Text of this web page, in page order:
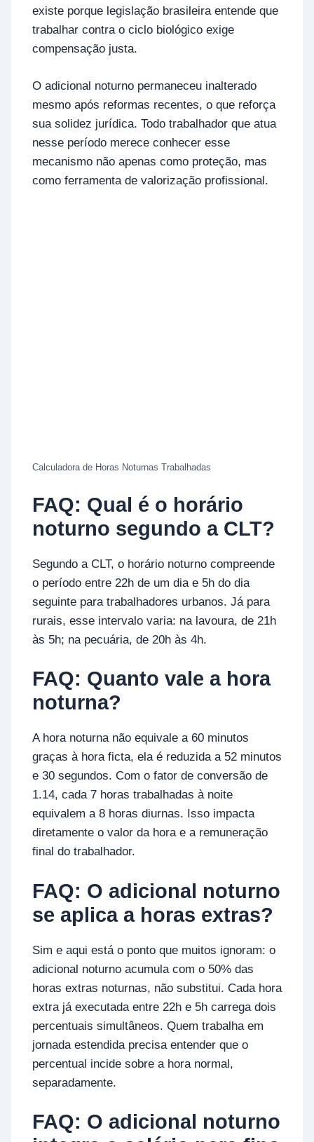
existe porque legislação brasileira entende que
trabalhar contra o ciclo biológico exige
compensação justa.
O adicional noturno permaneceu inalterado
mesmo após reformas recentes, o que reforça
sua solidez jurídica. Todo trabalhador que atua
nesse período merece conhecer esse
mecanismo não apenas como proteção, mas
como ferramenta de valorização profissional.
Calculadora de Horas Noturnas Trabalhadas
FAQ: Qual é o horário
noturno segundo a CLT?
Segundo a CLT, o horário noturno compreende
o período entre 22h de um dia e 5h do dia
seguinte para trabalhadores urbanos. Já para
rurais, esse intervalo varia: na lavoura, de 21h
às 5h; na pecuária, de 20h às 4h.
FAQ: Quanto vale a hora
noturna?
A hora noturna não equivale a 60 minutos
graças à hora ficta, ela é reduzida a 52 minutos
e 30 segundos. Com o fator de conversão de
1.14, cada 7 horas trabalhadas à noite
equivalem a 8 horas diurnas. Isso impacta
diretamente o valor da hora e a remuneração
final do trabalhador.
FAQ: O adicional noturno
se aplica a horas extras?
Sim e aqui está o ponto que muitos ignoram: o
adicional noturno acumula com o 50% das
horas extras noturnas, não substitui. Cada hora
extra já executada entre 22h e 5h carrega dois
percentuais simultâneos. Quem trabalha em
jornada estendida precisa entender que o
percentual incide sobre a hora normal,
separadamente.
FAQ: O adicional noturno